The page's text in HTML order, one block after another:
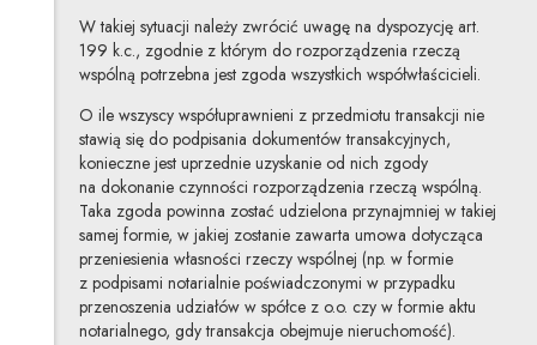
W takiej sytuacji należy zwrócić uwagę na dyspozycję art.
199 k.c., zgodnie z którym do rozporządzenia rzeczą
wspólną potrzebna jest zgoda wszystkich współwłaścicieli.
O ile wszyscy współuprawnieni z przedmiotu transakcji nie
stawią się do podpisania dokumentów transakcyjnych,
konieczne jest uprzednie uzyskanie od nich zgody
na dokonanie czynności rozporządzenia rzeczą wspólną.
Taka zgoda powinna zostać udzielona przynajmniej w takiej
samej formie, w jakiej zostanie zawarta umowa dotycząca
przeniesienia własności rzeczy wspólnej (np. w formie
z podpisami notarialnie poświadczonymi w przypadku
przenoszenia udziałów w spółce z o.o. czy w formie aktu
notarialnego, gdy transakcja obejmuje nieruchomość).